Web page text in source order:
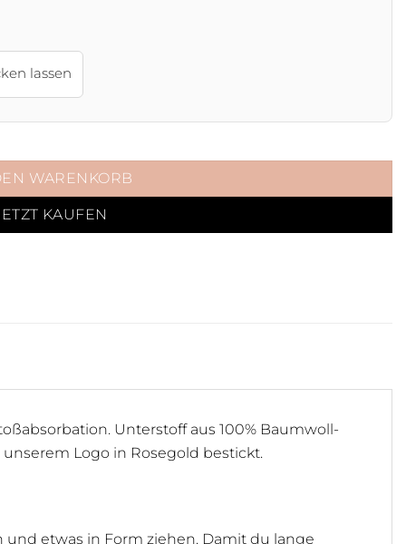
lassen
WARENKORB
KAUFEN
Unterstoff aus 100% Baumwoll-
Logo in Rosegold bestickt.
etwas in Form ziehen. Damit du lange